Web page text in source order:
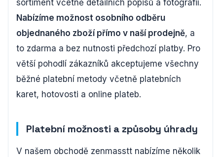
sortiment včetně detailních popisů a fotografií.
Nabízíme možnost osobního odběru
objednaného zboží přímo v naší prodejně, a
to zdarma a bez nutnosti předchozí platby. Pro
větší pohodlí zákazníků akceptujeme všechny
běžné platební metody včetně platebních
karet, hotovosti a online plateb.
Platební možnosti a způsoby úhrady
V našem obchodě zenmasstt nabízíme několik